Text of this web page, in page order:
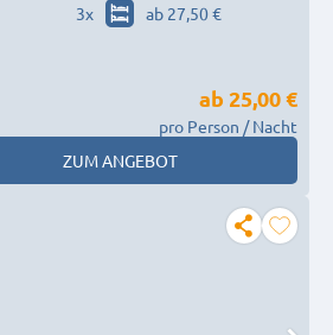
3x
ab 27,50 €
ab 25,00 €
pro Person / Nacht
ZUM ANGEBOT